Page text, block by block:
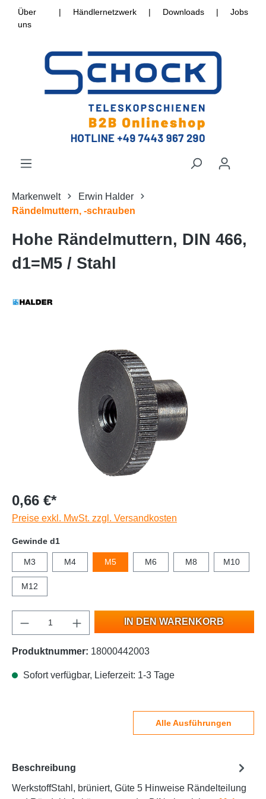
Über
uns
| Händlernetzwerk | Downloads | Jobs
Markenwelt
Erwin Halder
Rändelmuttern, -schrauben
Hohe Rändelmuttern, DIN 466,
d1=M5 / Stahl
0,66 €*
Preise exkl. MwSt. zzgl. Versandkosten
Gewinde d1
M3 M4 M5 M6 M8 M10
M12
IN DEN WARENKORB
Produktnummer: 18000442003
Sofort verfügbar, Lieferzeit: 1-3 Tage
Alle Ausführungen
Beschreibung
WerkstoffStahl, brüniert, Güte 5 Hinweise Rändelteilung